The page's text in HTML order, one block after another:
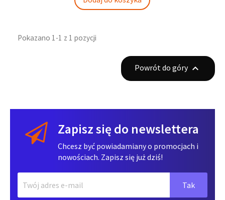
Pokazano 1-1 z 1 pozycji
Powrót do góry 
Zapisz się do newslettera
Chcesz być powiadamiany o promocjach i
nowościach. Zapisz się już dziś!